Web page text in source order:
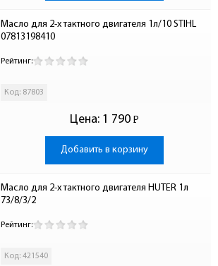
Масло для 2-х тактного двигателя 1л/10 STIHL
07813198410
Рейтинг:
Код: 87803
Цена: 1 790 Р
-
Добавить в корзину
Масло для 2-х тактного двигателя HUTER 1л
73/8/3/2
Рейтинг:
Код: 421540